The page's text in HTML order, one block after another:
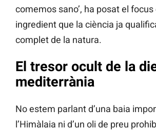
comemos sano’, ha posat el focus
ingredient que la ciència ja
complet de la natura.
El tresor ocult de la
mediterrània
No estem parlant d’una baia
l’Himàlaia ni d’un oli de preu